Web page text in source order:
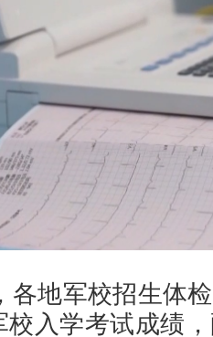
各地军校招生体
校入学考试成绩